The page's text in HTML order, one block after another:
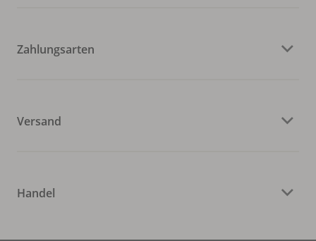
Zahlungsarten
Versand
Handel